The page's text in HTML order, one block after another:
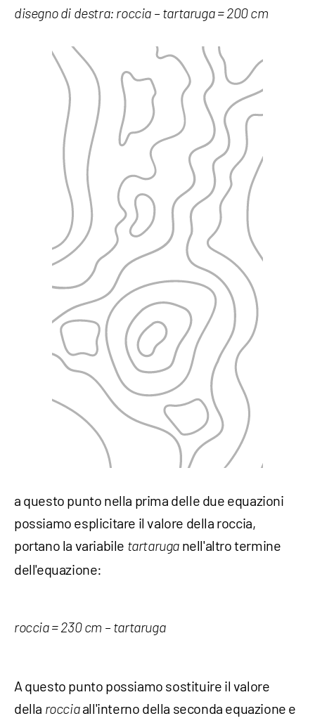
disegno di destra: roccia – tartaruga = 200 cm
a questo punto nella prima delle due equazioni
possiamo esplicitare il valore della roccia,
portano la variabile tartaruga nell'altro termine
dell'equazione:
roccia = 230 cm – tartaruga
A questo punto possiamo sostituire il valore
della roccia all'interno della seconda equazione e